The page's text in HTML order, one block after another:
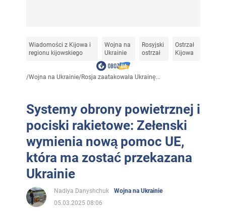
Wiadomości z Kijowa i
regionu kijowskiego
Wojna na
Ukrainie
Rosyjski
ostrzał
Ostrzał
Kijowa
/Wojna na Ukrainie/Rosja zaatakowała Ukrainę...
Systemy obrony powietrznej i
pociski rakietowe: Zełenski
wymienia nową pomoc UE,
która ma zostać przekazana
Ukrainie
Nadiya Danyshchuk
Wojna na Ukrainie
05.03.2025 08:06